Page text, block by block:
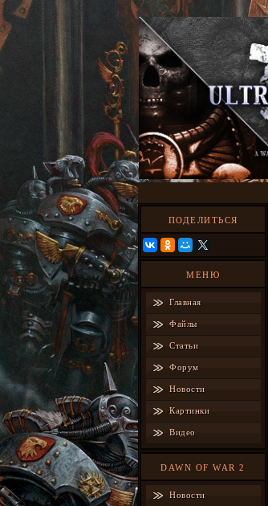
ПОДЕЛИТЬСЯ
МЕНЮ
Главная
Файлы
Статьи
Форум
Новости
Картинки
Видео
DAWN OF WAR 2
Новости